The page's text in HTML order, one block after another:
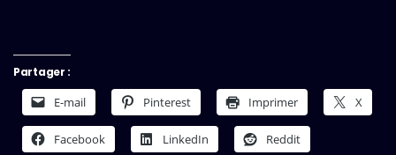
Partager :
E-mail Pinterest Imprimer X
Facebook LinkedIn Reddit